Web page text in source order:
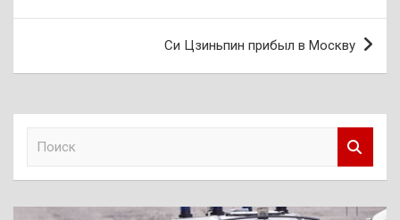
записям
Си Цзиньпин прибыл в Москву
к